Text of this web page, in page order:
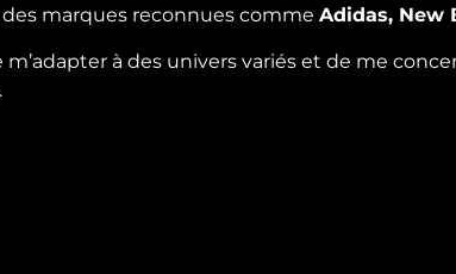
marques reconnues comme Adidas, New
à des univers variés et de me